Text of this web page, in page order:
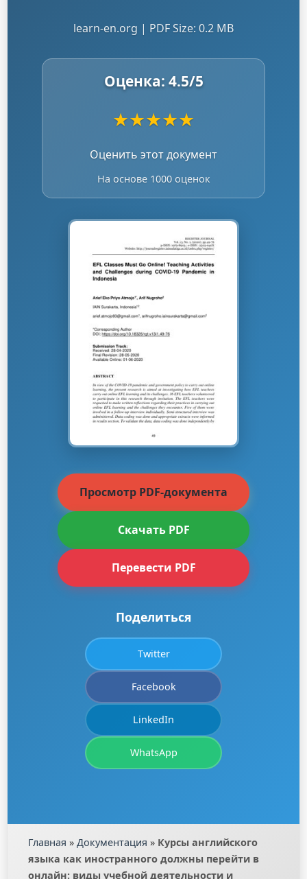
learn-en.org | PDF Size: 0.2 MB
Оценка: 4.5/5
★★★★★
Оценить этот документ
На основе 1000 оценок
Просмотр PDF-документа
Скачать PDF
Перевести PDF
Поделиться
Twitter
Facebook
LinkedIn
WhatsApp
Главная » Документация » Курсы английского
языка как иностранного должны перейти в
онлайн: виды учебной деятельности и